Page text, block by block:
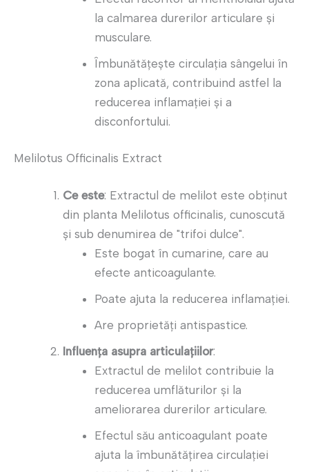
la calmarea durerilor articulare și
musculare.
Îmbunătățește circulația sângelui în
zona aplicată, contribuind astfel la
reducerea inflamației și a
disconfortului.
Melilotus Officinalis Extract
Ce este: Extractul de melilot este obținut
din planta Melilotus officinalis, cunoscută
și sub denumirea de "trifoi dulce".
Este bogat în cumarine, care au
efecte anticoagulante.
Poate ajuta la reducerea inflamației.
Are proprietăți antispastice.
Influența asupra articulațiilor:
Extractul de melilot contribuie la
reducerea umflăturilor și la
ameliorarea durerilor articulare.
Efectul său anticoagulant poate
ajuta la îmbunătățirea circulației